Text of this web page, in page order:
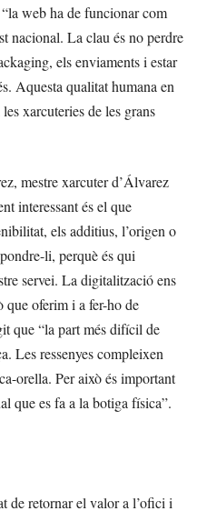
web ha de funcionar com
nacional. La clau és no perdre
els enviaments i estar
Aquesta qualitat humana en
xarcuteries de les grans
mestre xarcuter d’Álvarez
interessant és el que
els additius, l’origen o
li, perquè és qui
servei. La digitalització ens
que oferim i a fer-ho de
que “la part més difícil de
Les ressenyes compleixen
orella. Per això és important
que es fa a la botiga física”.
de retornar el valor a l’ofici i